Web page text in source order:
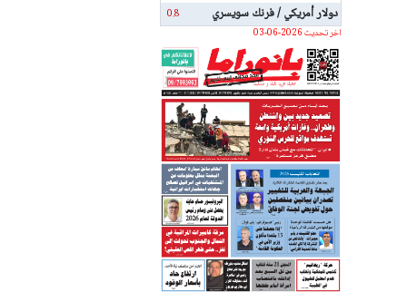
دولار أمريكي / فرنك سويسري
0.8
اخر تحديث 2026-06-03